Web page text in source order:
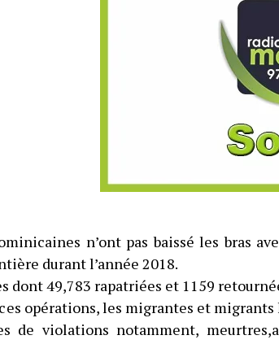
n’ont pas baissé les bras
durant l’année 2018.
dont 49,783 rapatriées et 1159
opérations, les migrantes et
de violations notamment,